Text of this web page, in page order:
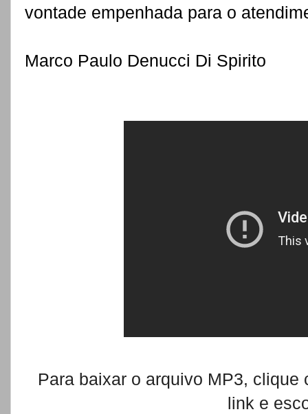
vontade empenhada para o
Marco Paulo Denucci Di Spirito
Para baixar o arquivo MP3,
link e